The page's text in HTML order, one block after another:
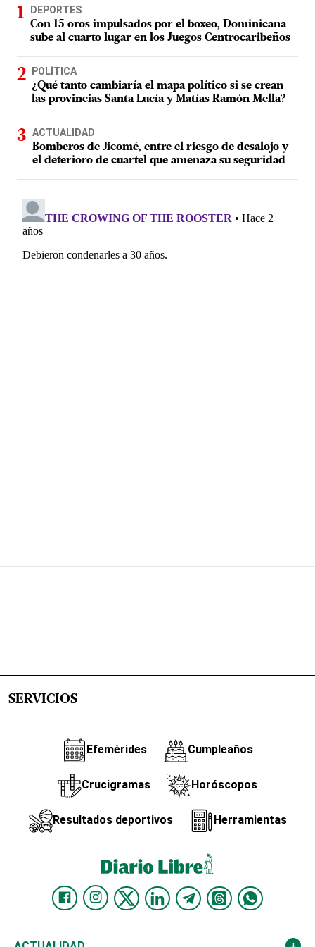
DEPORTES
Con 15 oros impulsados por el boxeo, Dominicana
sube al cuarto lugar en los Juegos Centrocaribeños
POLÍTICA
¿Qué tanto cambiaría el mapa político si se crean
las provincias Santa Lucía y Matías Ramón Mella?
ACTUALIDAD
Bomberos de Jicomé, entre el riesgo de desalojo y
el deterioro de cuartel que amenaza su seguridad
SERVICIOS
Efemérides Cumpleaños
Crucigramas Horóscopos
Resultados deportivos Herramientas